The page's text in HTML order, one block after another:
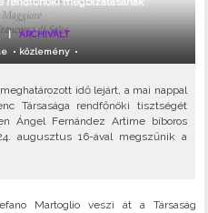
|ARCHIVÁLT
• közlemény•
idő lejárt, a mai nappal
Társasága rendfőnöki tisztségét
Ángel Fernández Artime bíboros
augusztus 16-ával megszűnik a
Martoglio veszi át a Társaság